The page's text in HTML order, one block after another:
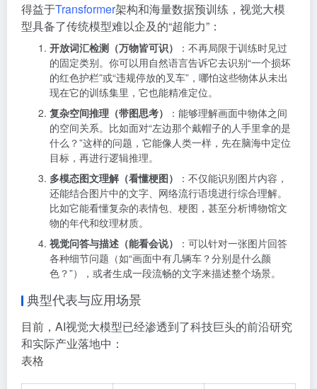
得益于Transformer架构和海量数据预训练，视觉大模
型具备了传统模型难以企及的“超能力”：
开放词汇检测（万物皆可识）
：不再局限于训练时见过
的固定类别。你可以用自然语言告诉它去识别“一个损坏
的红色护栏”或“违规停放的叉车”，哪怕这些物体从未出
现在它的训练集里，它也能精准定位。
复杂空间推理（带图思考）
：能够理解画面中物体之间
的空间关系。比如面对“左边那个戴帽子的人手里拿的是
什么？”这样的问题，它能像人类一样，先在脑海中定位
目标，再进行逻辑推理。
多模态图文理解（看懂梗图）
：不仅能识别图片内容，
还能结合图片中的文字、网络流行语境进行综合理解。
比如它能看懂复杂的表情包、梗图，甚至分析博物馆文
物的年代和纹理材质。
视觉问答与描述（能看会说）
：可以针对一张图片回答
各种细节问题（如“画面中有几辆车？分别是什么颜
色？”），或者生成一段流畅的文字来描述整个场景。
典型代表与应用场景
目前，AI视觉大模型已经渗透到了科技巨头的前沿研究
和实际产业落地中：
表格